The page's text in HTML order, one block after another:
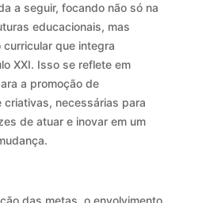
a seguir, focando não só na
educacionais, mas
que integra
XXI. Isso se reflete em
a promoção de
necessárias para
de atuar e inovar em um
das metas, o envolvimento